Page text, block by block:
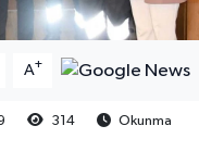
A+
314
Okunma